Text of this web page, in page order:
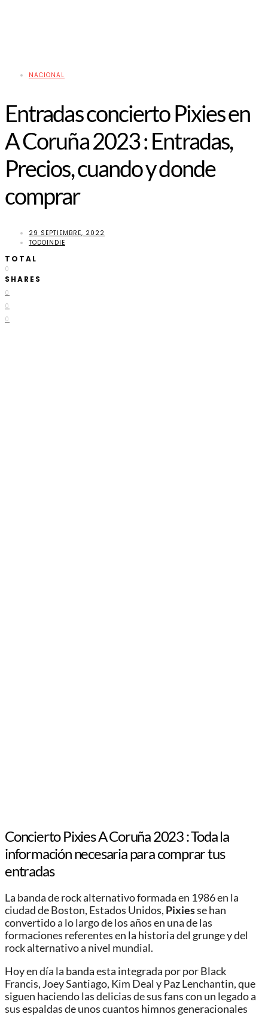
NACIONAL
Entradas concierto Pixies en
A Coruña 2023 : Entradas,
Precios, cuando y donde
comprar
29 SEPTIEMBRE, 2022
TODOINDIE
TOTAL
0
SHARES
0
0
0
Concierto Pixies A Coruña 2023 : Toda la
información necesaria para comprar tus
entradas
La banda de rock alternativo formada en 1986 en la
ciudad de Boston, Estados Unidos, Pixiesse han
convertido a lo largo de los años en una de las
formaciones referentes en la historia del grunge y del
rock alternativo a nivel mundial.
Hoy en día la banda esta integrada por por Black
Francis, Joey Santiago, Kim Deal y Paz Lenchantin, que
siguen haciendo las delicias de sus fans con un legado a
sus espaldas de unos cuantos himnos generacionales